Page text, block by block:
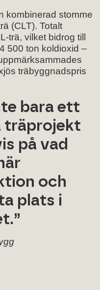
kombinerad stomme
(CLT). Totalt
trä, vilket bidrog till
500 ton koldioxid –
träbyggnadspris
bara ett
träprojekt
på vad
och
plats i